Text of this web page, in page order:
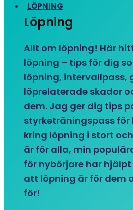
LÖPNING
Löpning
Allt om löpning! Här
löpning – tips för dig
löpning, intervallpass,
löprelaterade skador
dem. Jag ger dig tips
styrketräningspass för
kring löpning i stort
är för alla, min
för nybörjare har
att löpning är för dem
för!